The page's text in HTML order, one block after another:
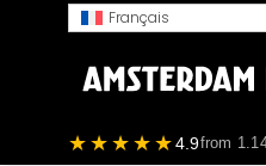
Français
★★★★★4.9from